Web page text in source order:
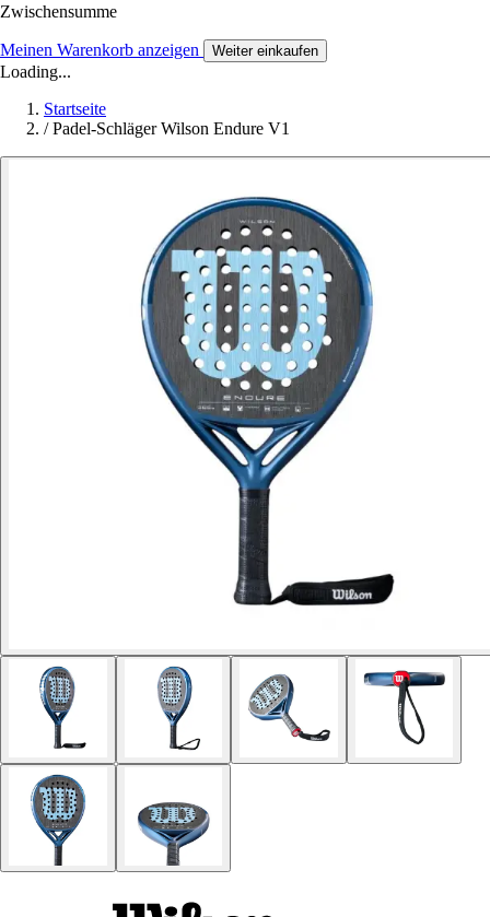
Zwischensumme
Meinen Warenkorb anzeigen Weiter einkaufen
Loading...
Startseite
/ Padel-Schläger Wilson Endure V1